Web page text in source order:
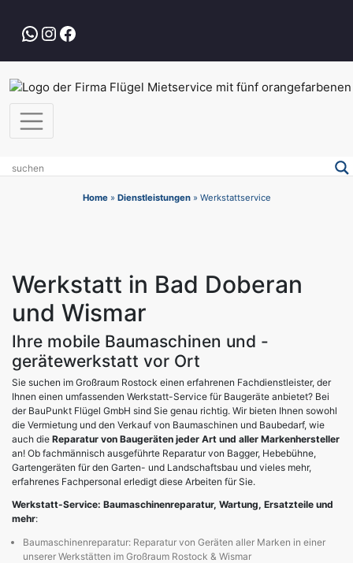
springenWhatsApp
Instagram
Facebook
Home» Dienstleistungen» Werkstattservice
Werkstatt in Bad Doberan
und Wismar
Ihre mobile Baumaschinen und -
gerätewerkstatt vor Ort
Sie suchen im Großraum Rostock einen erfahrenen Fachdienstleister, der
Ihnen einen umfassenden Werkstatt-Service für Baugeräte anbietet? Bei
der BauPunkt Flügel GmbH sind Sie genau richtig. Wir bieten Ihnen sowohl
die Vermietung und den Verkauf von Baumaschinen und Baubedarf, wie
auch die Reparatur von Baugeräten jeder Art und aller Markenhersteller
an! Ob fachmännisch ausgeführte Reparatur von Bagger, Hebebühne,
Gartengeräten für den Garten- und Landschaftsbau und vieles mehr,
erfahrenes Fachpersonal erledigt diese Arbeiten für Sie.
Werkstatt-Service: Baumaschinenreparatur, Wartung, Ersatzteile und
mehr:
Baumaschinenreparatur: Reparatur von Geräten aller Marken in einer
unserer Werkstätten im Großraum Rostock & Wismar